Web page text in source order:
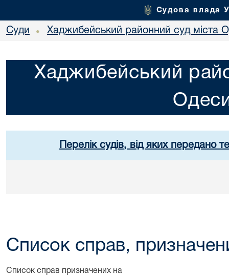
Судова влада
Суди • Хаджибейський районний суд міста
Хаджибейський
Перелік судів, від яких передано
Список справ,
Список справ призначених на